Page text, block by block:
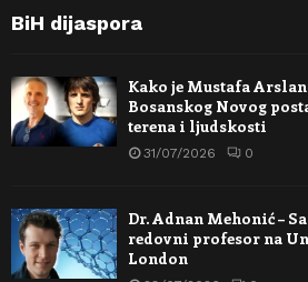
BiH dijaspora
Kako je Mustafa
Bosanskog Novog
terena i ljudskosti
31/07/2026 0
Dr. Adnan Mehonić –
redovni profesor na
London